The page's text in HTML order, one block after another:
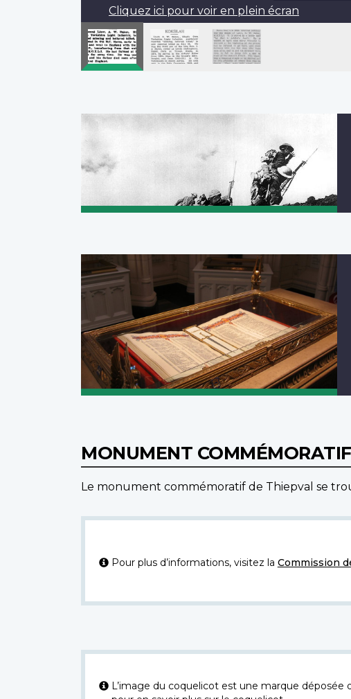
Cliquez ici pour voir en plein écran
MONUMENT
Le monument commémoratif de Thiepval se
Pour plus d’informations, visitez la Commission
L’image du coquelicot est une marque déposée